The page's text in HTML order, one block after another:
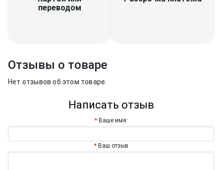
переводом
Отзывы о товаре
Нет отзывов об этом товаре.
Написать отзыв
Ваше имя:
Ваш отзыв